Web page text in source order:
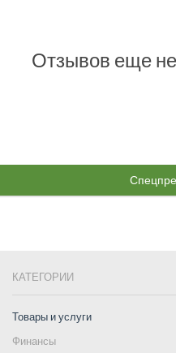
Отзывов еще
КАТЕГОРИИ
Товары и услуги
Финансы